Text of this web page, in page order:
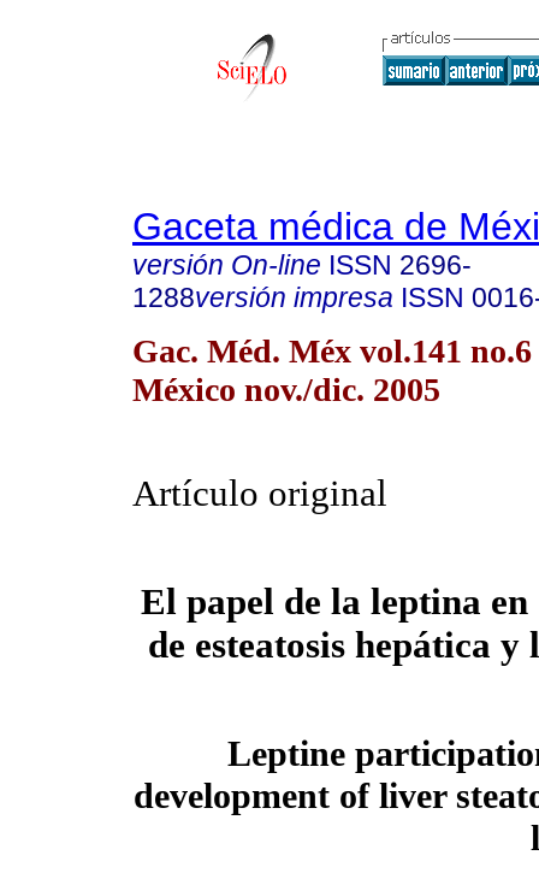
Gaceta médica de
versión On-line ISSN 2696-
1288versión impresa ISSN
Gac. Méd. Méx vol.141
México nov./dic. 2005
Artículo original
El papel de la leptina
de esteatosis hepática y
Leptine
development of liver